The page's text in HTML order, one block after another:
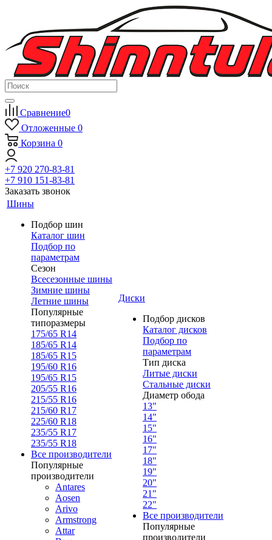
Сравнение0
Отложенные 0
Корзина 0
+7 920 270-83-81
+7 910 151-83-81
Заказать звонок
Шины
Подбор шин
Каталог шин
Подбор по
параметрам
Сезон
Всесезонные шины
Зимние шины
Летние шины
Популярные
типоразмеры
175/65 R14
185/65 R14
185/65 R15
195/60 R16
195/65 R15
205/55 R16
215/55 R16
215/60 R17
225/60 R18
235/55 R17
235/55 R18
Все производители
Популярные
производители
Antares
Aosen
Arivo
Armstrong
Attar
Диски
Подбор дисков
Каталог дисков
Подбор по
параметрам
Тип диска
Литые диски
Стальные диски
Диаметр обода
13"
14"
15"
16"
17"
18"
19"
20"
21"
22"
Все производители
Популярные
производители